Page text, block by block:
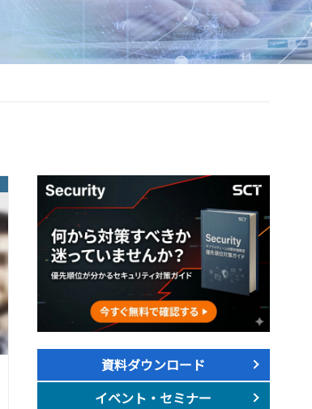
資料ダウンロード
イベント・セミナー